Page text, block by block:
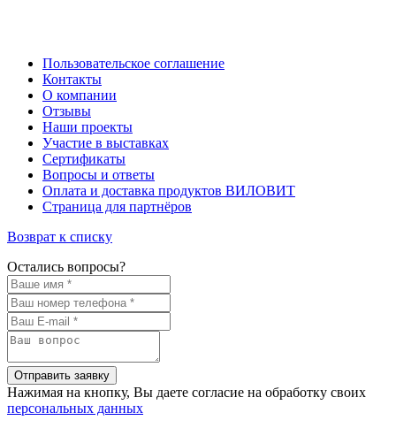
Пользовательское соглашение
Контакты
О компании
Отзывы
Наши проекты
Участие в выставках
Сертификаты
Вопросы и ответы
Оплата и доставка продуктов ВИЛОВИТ
Страница для партнёров
Возврат к списку
Остались вопросы?
Отправить заявку
Нажимая на кнопку, Вы даете согласие на обработку своих
персональных данных